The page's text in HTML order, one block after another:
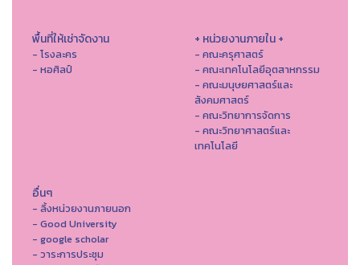
พื้นที่ให้เช่าจัดงาน
- โรงละคร
- หอศิลป์
+ หน่วยงานภายใน +
- คณะครุศาสตร์
- คณะเทคโนโลยีอุตสาหกรรม
- คณะมนุษยศาสตร์และ
สังคมศาสตร์
- คณะวิทยาการจัดการ
- คณะวิทยาศาสตร์และ
เทคโนโลยี
อื่นๆ
- ลิ้งหน่วยงานภายนอก
- Good University
- google scholar
- วาระการประชุม